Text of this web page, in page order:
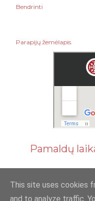
Bendrinti
Parapijų žemėlapis
Pamaldų
This site uses cookies
and to analyze traffic.